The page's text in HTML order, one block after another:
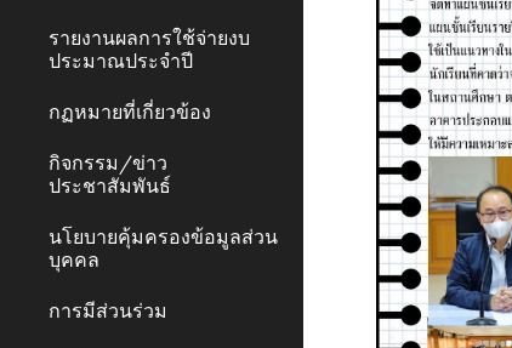
รายงานผลการใช้จ่ายงบ
ประมาณประจำปี
กฏหมายที่เกี่ยวข้อง
กิจกรรม/ข่าว
ประชาสัมพันธ์
นโยบายคุ้มครองข้อมูลส่วน
บุคคล
การมีส่วนร่วม